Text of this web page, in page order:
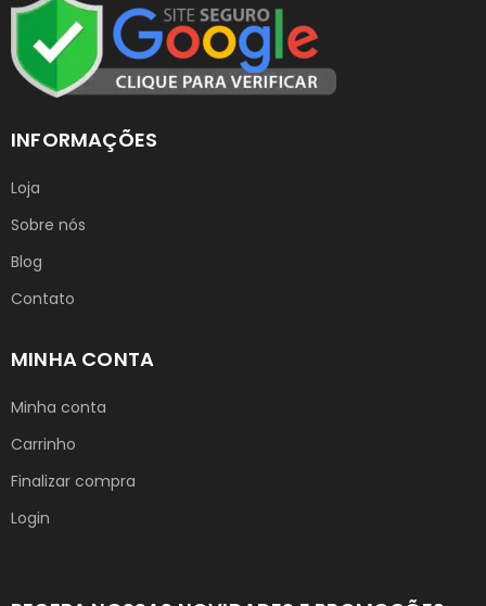
INFORMAÇÕES
Loja
Sobre nós
Blog
Contato
MINHA CONTA
Minha conta
Carrinho
Finalizar compra
Login